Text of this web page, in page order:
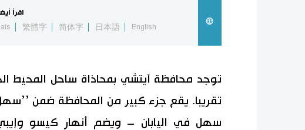
اقرأ
English
日本語
简体字
繁體字
توجد محافظة آيتشي بمحاذاة ساحل المحيط
تقريبا. يقع جزء كبير من المحافظة ضمن
سهل في اليابان – ويضم أنهار كيسو وإيبي